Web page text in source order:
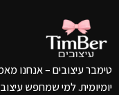
טימבר עיצובים – אנחנו
יומיומית. למי שמחפש